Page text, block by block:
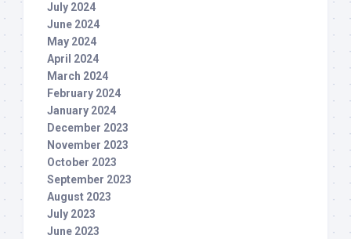
July 2024
June 2024
May 2024
April 2024
March 2024
February 2024
January 2024
December 2023
November 2023
October 2023
September 2023
August 2023
July 2023
June 2023